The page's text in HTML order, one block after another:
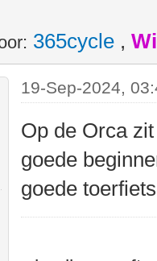
365cycle ,
19-Sep-2024,
Op de Orca
goede
goede